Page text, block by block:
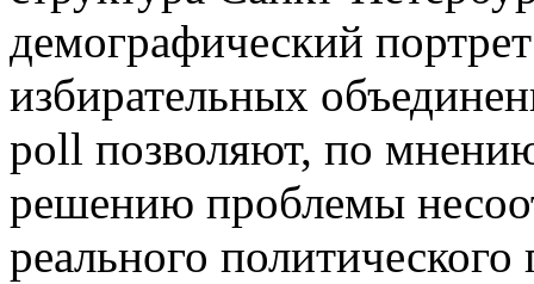
демографический
избирательных
poll позволяют, по
решению проблемы
реального политического